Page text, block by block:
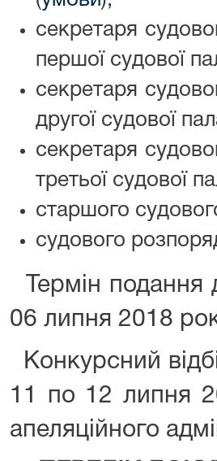
секретаря
першої судової
секретаря
другої судової
секретаря
третьої судової
старшого
судового
Термін подання
06 липня 2018
Конкурсний
11 по 12 липня
апеляційного